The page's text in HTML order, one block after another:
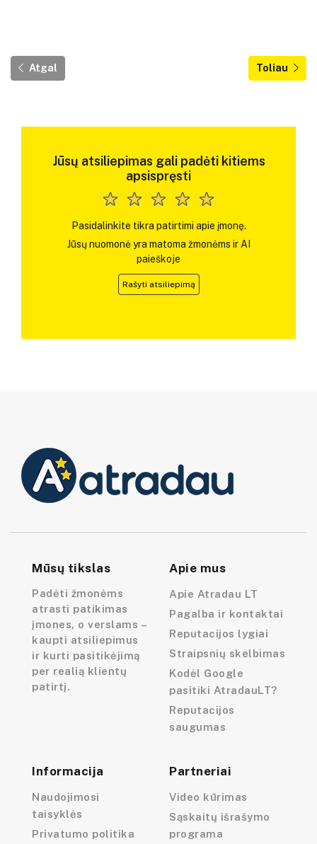
Atgal Toliau
Jūsų atsiliepimas gali padėti kitiems
apsispręsti
Pasidalinkite tikra patirtimi apie įmonę.
Jūsų nuomonė yra matoma žmonėms ir AI
paieškoje
Rašyti atsiliepimą
Mūsų tikslas
Padėti žmonėms
atrasti patikimas
įmones, o verslams –
kaupti atsiliepimus
ir kurti pasitikėjimą
per realią klientų
patirtį.
Apie mus
Apie Atradau LT
Pagalba ir kontaktai
Reputacijos lygiai
Straipsnių skelbimas
Kodėl Google
pasitiki AtradauLT?
Reputacijos
saugumas
Informacija
Naudojimosi
taisyklės
Privatumo politika
Partneriai
Video kūrimas
Sąskaitų išrašymo
programa